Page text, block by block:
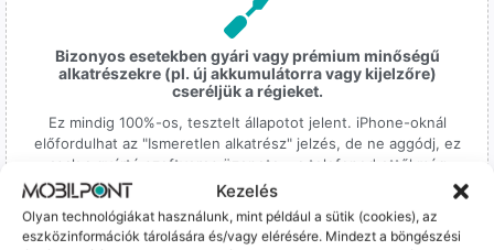
Kezelés
Olyan technológiákat használunk, mint például a sütik (cookies), az
eszközinformációk tárolására és/vagy elérésére. Mindezt a böngészési
Bizonyos esetekben gyári vagy prémium minőségű
alkatrészekre (pl. új akkumulátorra vagy kijelzőre)
cseréljük a régieket.
Ez mindig 100%-os, tesztelt állapotot jelent. iPhone-oknál
előfordulhat az "Ismeretlen alkatrész" jelzés, de ne aggódj, ez
csak a gyártó szoftveres üzenete – a telefonod ettől még
tökéletesen és hibátlanul teszi a dolgát! Ha valahol (pl. Samsung
S-széria) a gyárinál rosszabb minőségű az alkatrész, azt a
termékleírásban külön jelezzük neked.